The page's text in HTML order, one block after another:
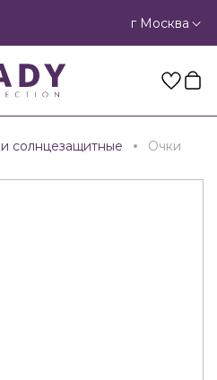
г Москва
солнцезащитные Очки